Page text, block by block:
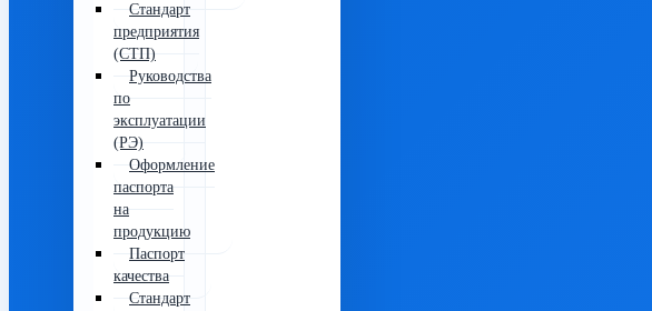
Стандарт
предприятия
(СТП)
Руководства
по
эксплуатации
(РЭ)
Оформление
паспорта
на
продукцию
Паспорт
качества
Стандарт